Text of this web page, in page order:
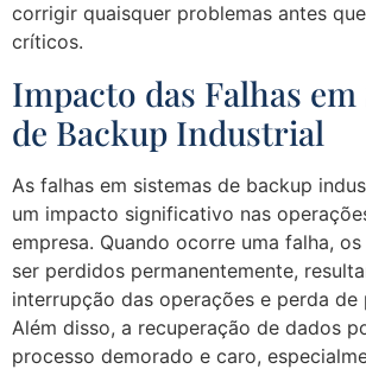
corrigir quaisquer problemas antes
críticos.
Impacto das Falhas em
de Backup Industrial
As falhas em sistemas de backup
um impacto significativo nas
empresa. Quando ocorre uma falha,
ser perdidos permanentemente,
interrupção das operações e perda de
Além disso, a recuperação de dados
processo demorado e caro,